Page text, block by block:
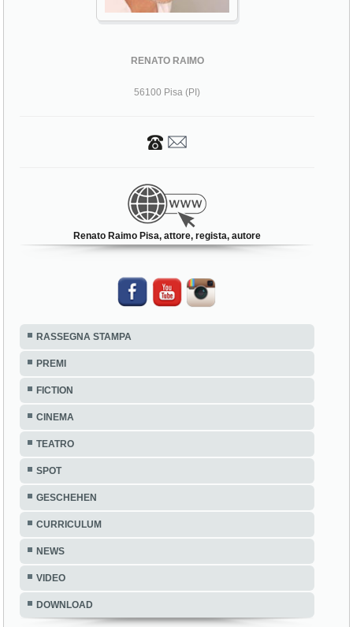
RENATO RAIMO
56100 Pisa (PI)
Renato Raimo Pisa, attore, regista, autore
RASSEGNA STAMPA
PREMI
FICTION
CINEMA
TEATRO
SPOT
GESCHEHEN
CURRICULUM
NEWS
VIDEO
DOWNLOAD